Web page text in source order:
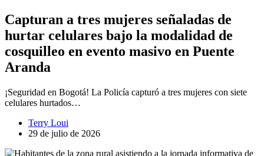
Capturan a tres mujeres señaladas de
hurtar celulares bajo la modalidad de
cosquilleo en evento masivo en Puente
Aranda
¡Seguridad en Bogotá! La Policía capturó a tres mujeres con siete
celulares hurtados…
Terry Loui
29 de julio de 2026